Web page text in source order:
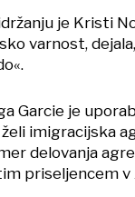
je Kristi
varnost,
Garcie je
imigracijska
delovanja
priseljencem v